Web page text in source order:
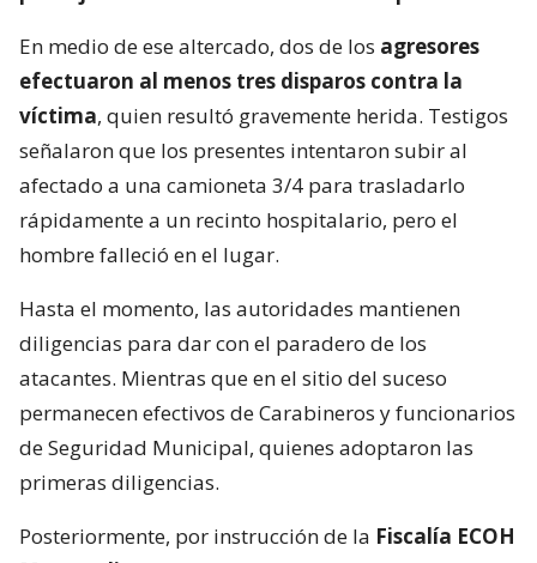
En medio de ese altercado, dos de los agresores
efectuaron al menos tres disparos contra la
víctima, quien resultó gravemente herida. Testigos
señalaron que los presentes intentaron subir al
afectado a una camioneta 3/4 para trasladarlo
rápidamente a un recinto hospitalario, pero el
hombre falleció en el lugar.
Hasta el momento, las autoridades mantienen
diligencias para dar con el paradero de los
atacantes. Mientras que en el sitio del suceso
permanecen efectivos de Carabineros y funcionarios
de Seguridad Municipal, quienes adoptaron las
primeras diligencias.
Posteriormente, por instrucción de la Fiscalía ECOH